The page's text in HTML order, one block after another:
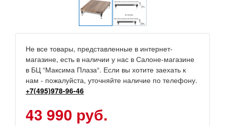
Не все товары, представленные в интернет-
магазине, есть в наличии у нас в Салоне-магазине
в БЦ “Максима Плаза“. Если вы хотите заехать к
нам - пожалуйста, уточняйте наличие по телефону.
+7(495)978-96-46
43 990 руб.